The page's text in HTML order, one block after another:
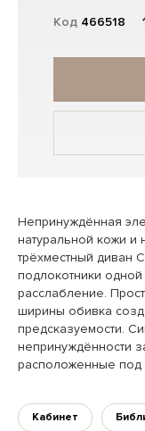
Код 466518
Непринуждённая
натуральной кожи и
трёхместный диван
подлокотники
расслабление.
ширины обивка
предсказуемости.
непринуждённости
расположенные под
Кабинет